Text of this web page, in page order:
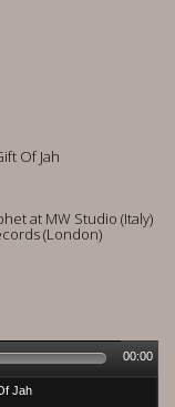
Of Jah
at MW Studio (Italy)
(London)
Jah
00:00